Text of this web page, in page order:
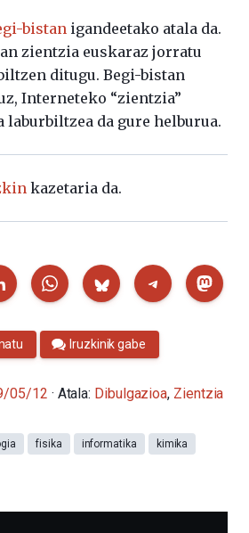
bistan igandeetako atala da.
zientzia euskaraz jorratu
ditugu. Begi-bistan
Interneteko “zientzia”
laburbiltzea da gure helburua.
kazetaria da.
Iruzkinik gabe
05/12 · Atala: Dibulgazioa, Zientzia
fisika informatika
kimika